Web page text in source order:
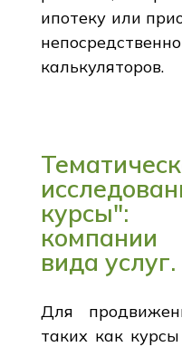
ипотеку или
калькуляторов.
курсы":
вида услуг.
Для
таких как курсы